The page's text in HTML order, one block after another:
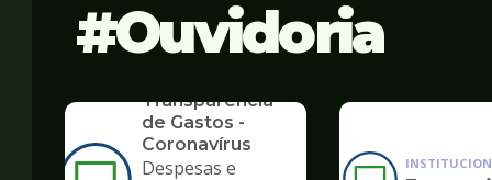
Ouvidoria
Transparência
de Gastos -
Coronavírus
Despesas e